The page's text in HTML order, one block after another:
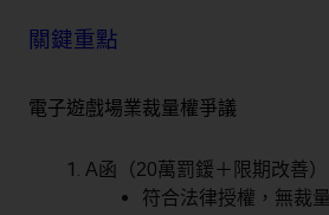
關鍵重點
電子遊戲場業裁量權爭議
A函（20萬罰鍰＋限期改善）
符合法律授權，無裁